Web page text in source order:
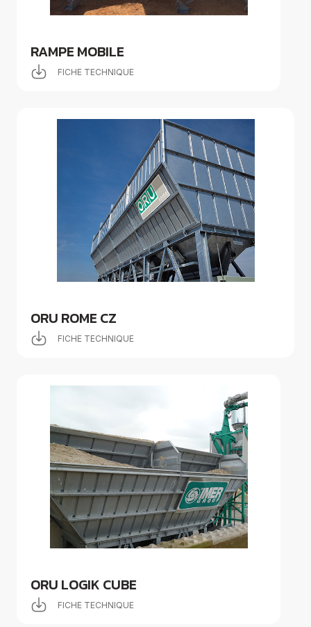
RAMPE MOBILE
FICHE TECHNIQUE
ORU ROME CZ
FICHE TECHNIQUE
ORU LOGIK CUBE
FICHE TECHNIQUE